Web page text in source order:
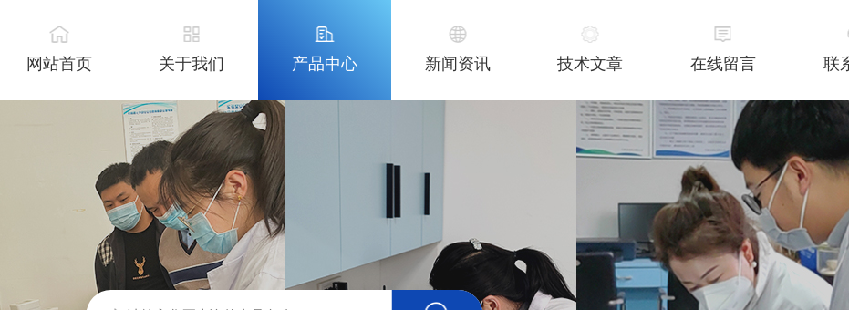
网站首页 关于我们 产品中心 新闻资讯 技术文章 在线留言 联